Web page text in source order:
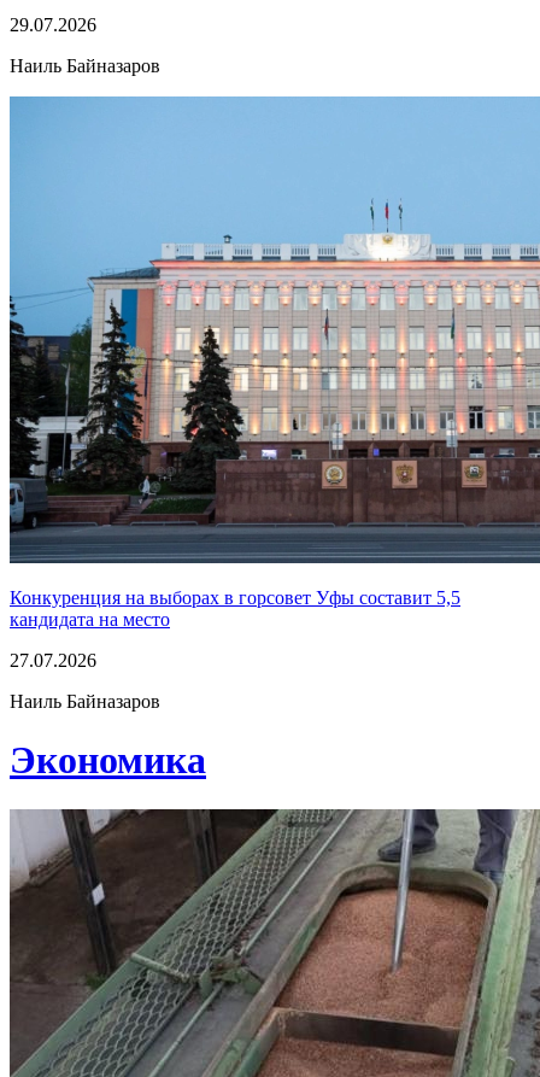
29.07.2026
Наиль Байназаров
Конкуренция на выборах в горсовет Уфы составит 5,5
кандидата на место
27.07.2026
Наиль Байназаров
Экономика